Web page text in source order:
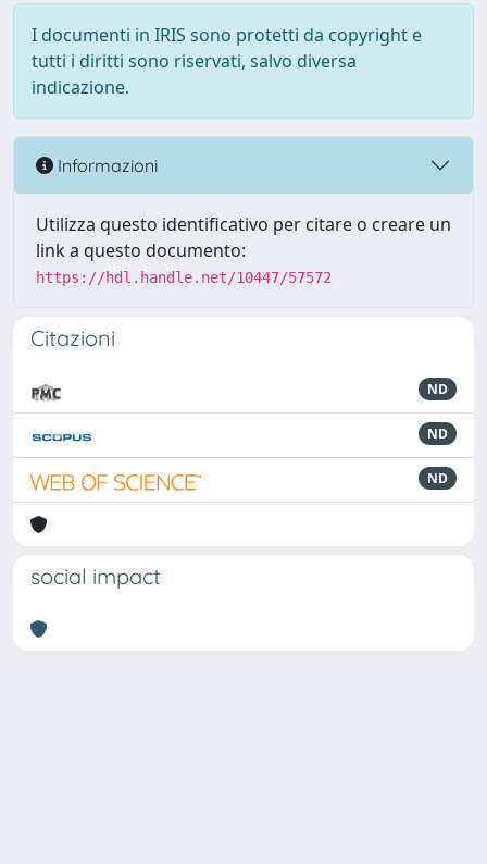
I documenti in IRIS sono protetti da copyright e
tutti i diritti sono riservati, salvo diversa
indicazione.
Informazioni
Utilizza questo identificativo per citare o creare un
link a questo documento:
https://hdl.handle.net/10447/57572
Citazioni
ND
ND
ND
social impact